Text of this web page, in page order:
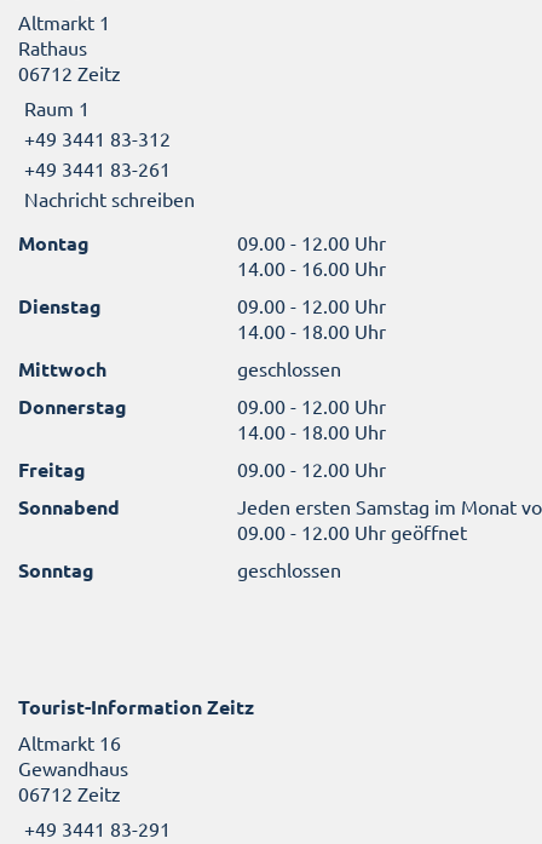
Altmarkt 1
Rathaus
06712 Zeitz
Raum 1
+49 3441 83-312
+49 3441 83-261
Nachricht schreiben
Montag
09.00 - 12.00 Uhr
14.00 - 16.00 Uhr
Dienstag
09.00 - 12.00 Uhr
14.00 - 18.00 Uhr
Mittwoch geschlossen
Donnerstag
09.00 - 12.00 Uhr
14.00 - 18.00 Uhr
Freitag 09.00 - 12.00 Uhr
Sonnabend
Jeden ersten Samstag im Monat
09.00 - 12.00 Uhr geöffnet
Sonntag geschlossen
Tourist-Information Zeitz
Altmarkt 16
Gewandhaus
06712 Zeitz
+49 3441 83-291